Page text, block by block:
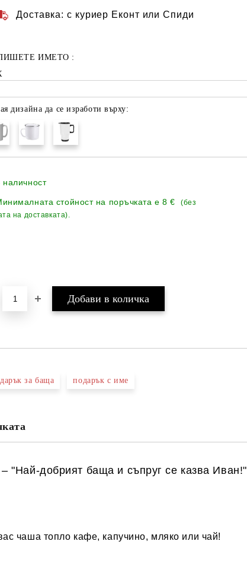
Доставка: с куриер Еконт или Спиди
ИМЕТО :
дизайна да се изработи върху:
стойност на поръчката е8 €
(без
на доставката).
за баща подарък с име
"Най-добрият баща и съпруг се казва Иван!"
чаша топло кафе, капучино, мляко или чай!